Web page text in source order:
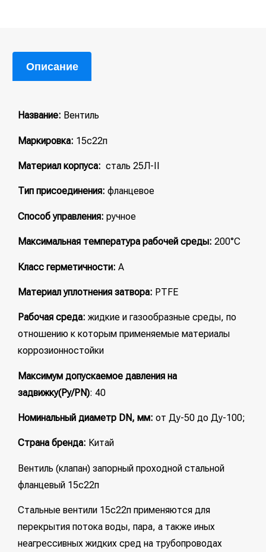
Описание
Название: Вентиль
Маркировка: 15с22п
Материал корпуса: сталь 25Л-II
Тип присоединения: фланцевое
Способ управления: ручное
Максимальная температура рабочей среды: 200°С
Класс герметичности: А
Материал уплотнения затвора: PTFE
Рабочая среда: жидкие и газообразные среды, по
отношению к которым применяемые материалы
коррозионностойки
Максимум допускаемое давления на
задвижку(Ру/PN): 40
Номинальный диаметр DN, мм: от Ду-50 до Ду-100;
Страна бренда: Китай
Вентиль (клапан) запорный проходной стальной
фланцевый 15с22п
Стальные вентили 15с22п применяются для
перекрытия потока воды, пара, а также иных
неагрессивных жидких сред на трубопроводах